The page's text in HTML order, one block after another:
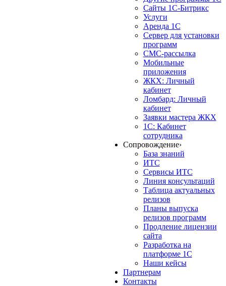
Сайты 1С-Битрикс
Услуги
Аренда 1С
Сервер для установки
программ
СМС-рассылка
Мобильные
приложения
ЖКХ: Личный
кабинет
Ломбард: Личный
кабинет
Заявки мастера ЖКХ
1С: Кабинет
сотрудника
Сопровождение›
База знаний
ИТС
Сервисы ИТС
Линия консультаций
Таблица актуальных
релизов
Планы выпуска
релизов программ
Продление лицензии
сайта
Разработка на
платформе 1С
Наши кейсы
Партнерам
Контакты